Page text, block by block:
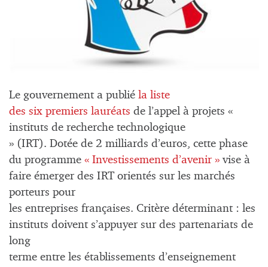
Le gouvernement a publié la liste
des six premiers lauréats de l’appel à projets «
instituts de recherche technologique
» (IRT). Dotée de 2 milliards d’euros, cette phase
du programme « Investissements d’avenir » vise à
faire émerger des IRT orientés sur les marchés
porteurs pour
les entreprises françaises. Critère déterminant : les
instituts doivent s’appuyer sur des partenariats de
long
terme entre les établissements d’enseignement